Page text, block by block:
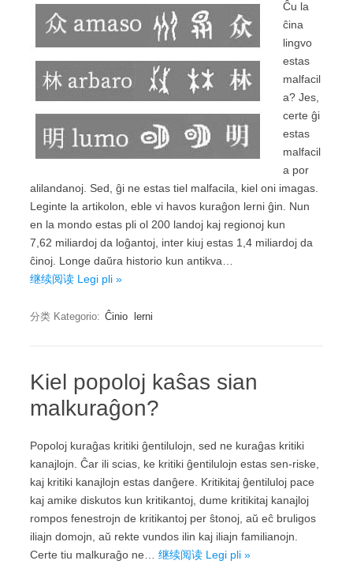
Ĉu la
ĉina
lingvo
estas
malfacil
a? Jes,
certe ĝi
estas
malfacil
a por
alilandanoj. Sed, ĝi ne estas tiel malfacila, kiel oni imagas.
Leginte la artikolon, eble vi havos kuraĝon lerni ĝin. Nun
en la mondo estas pli ol 200 landoj kaj regionoj kun
7,62 miliardoj da loĝantoj, inter kiuj estas 1,4 miliardoj da
ĉinoj. Longe daŭra historio kun antikva…
继续阅读 Legi pli »
分类 Kategorio: Ĉinio lerni
Kiel popoloj kaŝas sian
malkuraĝon?
Popoloj kuraĝas kritiki ĝentilulojn, sed ne kuraĝas kritiki
kanajlojn. Ĉar ili scias, ke kritiki ĝentilulojn estas sen-riske,
kaj kritiki kanajlojn estas danĝere. Kritikitaj ĝentiluloj pace
kaj amike diskutos kun kritikantoj, dume kritikitaj kanajloj
rompos fenestrojn de kritikantoj per ŝtonoj, aŭ eĉ bruligos
iliajn domojn, aŭ rekte vundos ilin kaj iliajn familianojn.
Certe tiu malkuraĝo ne… 继续阅读 Legi pli »